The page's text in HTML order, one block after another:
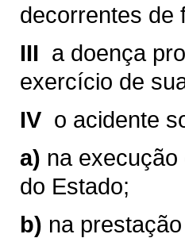
decorrentes de
III  a doença
exercício de
IV  o acidente
a) na
do Estado;
b) na